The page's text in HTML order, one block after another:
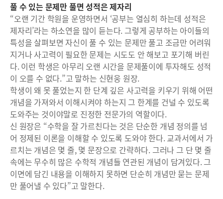
풀 수 있는 문제만 풀면 성적은 제자리
“오랜 기간 학원을 운영하면서 ‘공부는 열심히 하는데 성적은
제자리’라는 하소연을 많이 듣는다. 그렇게 공부하는 아이들의
특성을 살펴보면 자신이 풀 수 있는 문제만 풀고 조금만 어려워
지거나 사고력이 필요한 문제는 시도도 안 해보고 포기해 버린
다. 이런 학생은 아무리 오랜 시간을 문제풀이에 투자해도 성적
이 오를 수 없다.”고 말하는 신현웅 원장.
학생이 왜 못 풀었는지 한 단계 깊은 사고력을 키우기 위해 어떤
개념을 가져와서 이해시켜야 하는지 그 한계를 건널 수 있도록
도와주는 것이야말로 진정한 전문가의 역할이다.
신 원장은 “수학을 잘 가르친다는 것은 단순한 개념 정의를 넘
어 정제된 이론을 이해할 수 있도록 도와야 한다. 교과서에서 가
르치는 개념은 몇 줄, 몇 문장으로 간략하다. 그러나 그 단 몇 줄
속에는 무수히 많은 수학적 개념들 연관된 개념이 담겨있다. 그
이면에 담긴 내용을 이해하지 못하면 단순히 개념만 묻는 문제
만 풀어낼 수 있다”고 말한다.